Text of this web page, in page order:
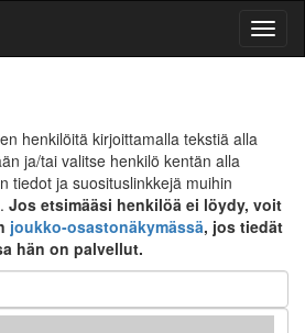
henkilöitä kirjoittamalla tekstiä alla
ja/tai valitse henkilö kentän alla
tiedot ja suosituslinkkejä muihin
Jos etsimääsi henkilöä ei löydy, voit
joukko-osastonäkymässä, jos tiedät
hän on palvellut.